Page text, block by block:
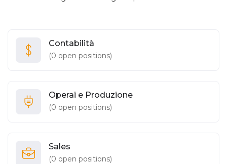
Contabilità
(0 open positions)
Operai e Produzione
(0 open positions)
Sales
(0 open positions)